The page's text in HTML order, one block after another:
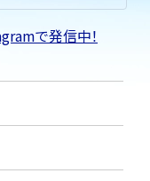
で発信中！